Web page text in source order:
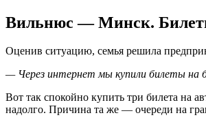
Вильнюс — Минск.
Оценив ситуацию, семья решила
— Через интернет мы купили билеты на
Вот так спокойно купить три билета на
надолго. Причина та же — очереди на